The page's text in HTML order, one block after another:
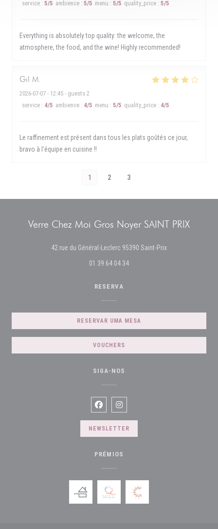
service : 5/5 ambience : 5/5 menu : 5/5 quality_price : 5/5
Everything is absolutely top quality: the welcome, the
atmosphere, the food, and the wine! Highly recommended!
Gil M
2026-07-07 - 12:45 - guests 2
service : 4/5 ambience : 4/5 menu : 5/5 quality_price : 4/5
Le raffinement est présent dans tous les plats goûtés ce jour,
bravo à l'équipe en cuisine !!
1 2 3
Verre Chez Moi Gros Noyer SAINT PRIX
42 rue du Général-Leclerc 95390 Saint-Prix((abre numa nova
01 39 64 04 34
RESERVA
RESERVAR UMA MESA
VOUCHERS
SIGA-NOS
Facebook ((abre numa nova janela))
Instagram ((abre numa nova
NEWSLETTER
PRÉMIOS